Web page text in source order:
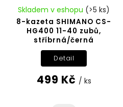
8-kazeta SHIMANO CS-
HG400 11-40 zubů,
stříbrná/černá
Skladem v eshopu (>5 ks)
499 Kč / ks
Detail